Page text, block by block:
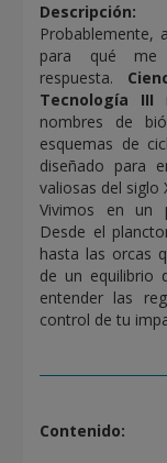
Descripción:
Probablemente,
para qué
respuesta.
Tecnología III
nombres de
esquemas de
diseñado para
valiosas del siglo
Vivimos en un
Desde el
hasta las orcas
de un equilibrio
entender las
control de tu
Contenido: